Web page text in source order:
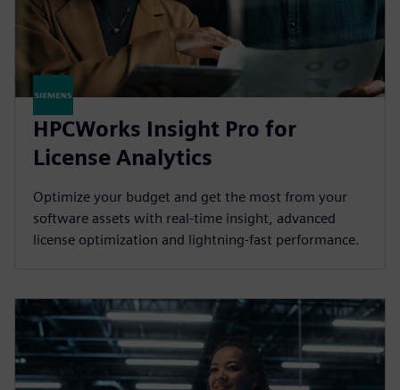
HPCWorks Insight Pro for
License Analytics
Optimize your budget and get the most from your
software assets with real-time insight, advanced
license optimization and lightning-fast performance.